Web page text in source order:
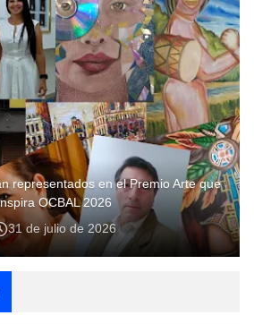
representados en el Premio Arte que
OCBAL 2026
31 de julio de 2026